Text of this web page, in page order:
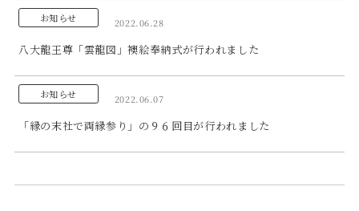
お知らせ 2022.06.28
八大龍王尊「雲龍図」襖絵奉納式が行われました
お知らせ 2022.06.07
「縁の末社で両縁参り」の９６回目が行われました